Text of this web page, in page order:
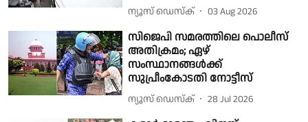
ന്യൂസ് ഡെസ്ക് 03 Aug 2026
സിജെപി സമരത്തിലെ പൊലീസ്
അതിക്രമം; ഏഴ്
സംസ്ഥാനങ്ങൾക്ക്
സുപ്രീംകോടതി നോട്ടീസ്
ന്യൂസ് ഡെസ്ക് 28 Jul 2026